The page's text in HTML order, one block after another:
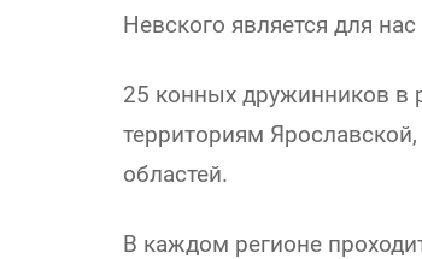
Невского является для
25 конных дружинников в
территориям
областей.
В каждом регионе